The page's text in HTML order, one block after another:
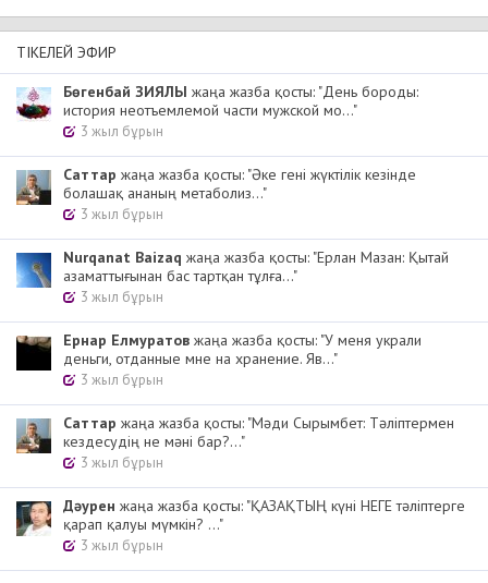
ТІКЕЛЕЙ ЭФИР
Бөгенбай ЗИЯЛЫ жаңа жазба қосты: "День бороды:
история неотъемлемой части мужской мо..."
3 жыл бұрын
Cаттар жаңа жазба қосты: "Әке гені жүктілік кезінде
болашақ ананың метаболиз..."
3 жыл бұрын
Nurqanat Baizaq жаңа жазба қосты: "Ерлан Мазан: Қытай
азаматтығынан бас тартқан тұлға..."
3 жыл бұрын
Ернар Елмуратов жаңа жазба қосты: "У меня украли
деньги, отданные мне на хранение. Яв..."
3 жыл бұрын
Cаттар жаңа жазба қосты: "Мәди Сырымбет: Тәліптермен
кездесудің не мәні бар?..."
3 жыл бұрын
Дәурен жаңа жазба қосты: "ҚАЗАҚТЫҢ күні НЕГЕ тәліптерге
қарап қалуы мүмкін? ..."
3 жыл бұрын